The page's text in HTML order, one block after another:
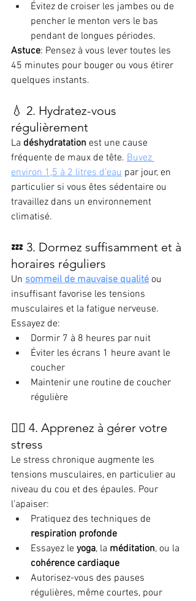
Évitez de croiser les jambes ou de
pencher le menton vers le bas
pendant de longues périodes.
Astuce: Pensez à vous lever toutes les
45 minutes pour bouger ou vous étirer
quelques instants.
💧 2. Hydratez-vous
régulièrement
La déshydratation est une cause
fréquente de maux de tête. Buvez
environ 1,5 à 2 litres d’eau par jour, en
particulier si vous êtes sédentaire ou
travaillez dans un environnement
climatisé.
💤 3. Dormez suffisamment et à
horaires réguliers
Un sommeil de mauvaise qualité ou
insuffisant favorise les tensions
musculaires et la fatigue nerveuse.
Essayez de:
Dormir 7 à 8 heures par nuit
Éviter les écrans 1 heure avant le
coucher
Maintenir une routine de coucher
régulière
🧘‍♀️ 4. Apprenez à gérer votre
stress
Le stress chronique augmente les
tensions musculaires, en particulier au
niveau du cou et des épaules. Pour
l’apaiser:
Pratiquez des techniques de
respiration profonde
Essayez le yoga, la méditation, ou la
cohérence cardiaque
Autorisez-vous des pauses
régulières, même courtes, pour